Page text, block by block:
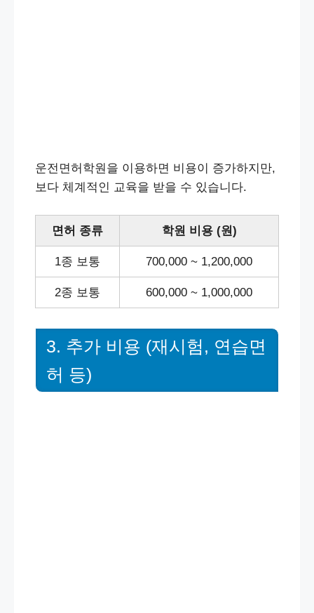
운전면허학원을 이용하면 비용이 증가하지만,
보다 체계적인 교육을 받을 수 있습니다.
면허 종류 학원 비용 (원)
1종 보통 700,000 ~ 1,200,000
2종 보통 600,000 ~ 1,000,000
3. 추가 비용 (재시험, 연습면
허 등)